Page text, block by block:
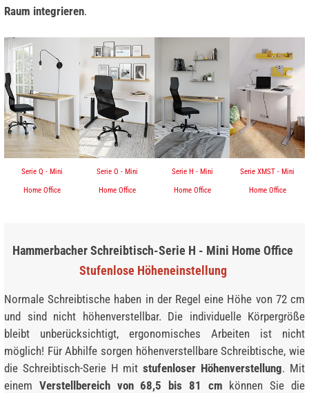
Raum integrieren.
Serie Q - Mini
Home Office
Serie O - Mini
Home Office
Serie H - Mini
Home Office
Serie XMST - Mini
Home Office
Hammerbacher Schreibtisch-Serie H - Mini Home Office
Stufenlose Höheneinstellung
Normale Schreibtische haben in der Regel eine Höhe von 72 cm
und sind nicht höhenverstellbar. Die individuelle Körper­größe
bleibt unberücksichtigt, ergonomisches Arbeiten ist nicht
möglich! Für Abhilfe sorgen höhenverstellbare Schreibtische, wie
die Schreibtisch-Serie H mitstufenloser Höhenverstellung. Mit
einem Verstellbereich von 68,5 bis 81 cm können Sie die